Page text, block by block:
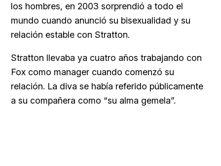
los hombres, en 2003 sorprendió a todo el
mundo cuando anunció su bisexualidad y su
relación estable con Stratton.
Stratton llevaba ya cuatro años trabajando con
Fox como manager cuando comenzó su
relación. La diva se había referido públicamente
a su compañera como “su alma gemela”.